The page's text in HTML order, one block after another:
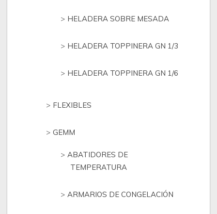
HELADERA SOBRE MESADA
HELADERA TOPPINERA GN 1/3
HELADERA TOPPINERA GN 1/6
FLEXIBLES
GEMM
ABATIDORES DE
TEMPERATURA
ARMARIOS DE CONGELACIÓN